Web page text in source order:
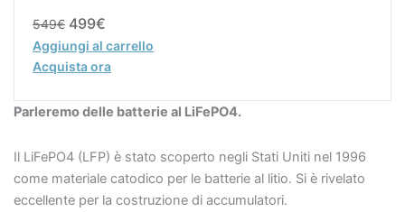
549€ 499€
Aggiungi al carrello
Acquista ora
Parleremo delle batterie al LiFePO4.
Il LiFePO4 (LFP) è stato scoperto negli Stati Uniti nel 1996
come materiale catodico per le batterie al litio. Si è rivelato
eccellente per la costruzione di accumulatori.